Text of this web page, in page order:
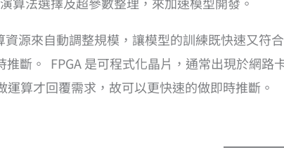
資源來自動調整規模，讓模型的訓練既快速又
推斷。 FPGA 是可程式化晶片，通常出現於網
運算才回覆需求，故可以更快速的做即時推斷。